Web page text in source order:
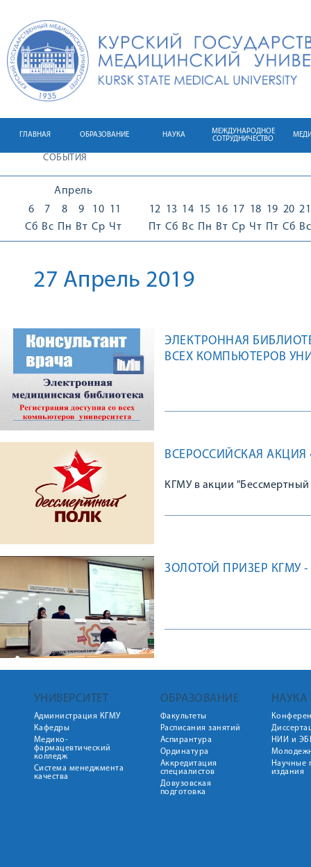
ГЛАВНАЯ ОБРАЗОВАНИЕ НАУКА
МЕЖДУНАРОДНОЕ
СОТРУДНИЧЕСТВО
СОБЫТИЯ
Апрель
6
Сб
7
Вс
8
Пн
9
Вт
10
Ср
11
Чт
12
Пт
13
Сб
14
Вс
15
Пн
16
Вт
17
Ср
18
Чт
19
Пт
20
Сб
21
Вс
27 Апрель 2019
ЭЛЕКТРОННАЯ
ВСЕХ КОМПЬЮТЕРОВ
ВСЕРОССИЙСКАЯ АКЦИЯ
КГМУ в акции
ЗОЛОТОЙ ПРИЗЕР КГМУ
УНИВЕРСИТЕТ
Администрация КГМУ
Кафедры
Медико-
фармацевтический
колледж
Система менеджмента
качества
ОБРАЗОВАНИЕ
Факультеты
Расписания занятий
Аспирантура
Ординатура
Аккредитация
специалистов
Довузовская
подготовка
НАУКА
НИИ и
Научные
издания